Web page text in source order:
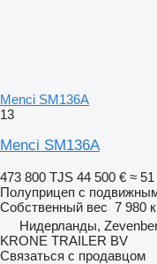
Menci SM136A
13
Menci SM136A
473 800 TJS 44 500 € ≈
Полуприцеп с
Собственный вес 7 980
Нидерланды,
KRONE TRAILER BV
Связаться с продавцом